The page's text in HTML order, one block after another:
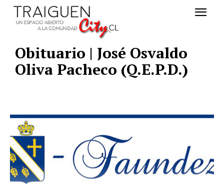
Obituario | José Osvaldo
Oliva Pacheco (Q.E.P.D.)